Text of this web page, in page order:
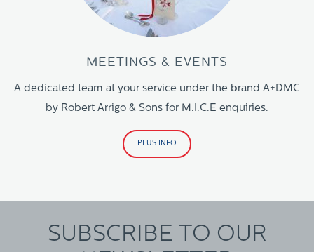
MEETINGS & EVENTS
A dedicated team at your service under the brand A+DMC
by Robert Arrigo & Sons for M.I.C.E enquiries.
PLUS INFO
SUBSCRIBE TO OUR